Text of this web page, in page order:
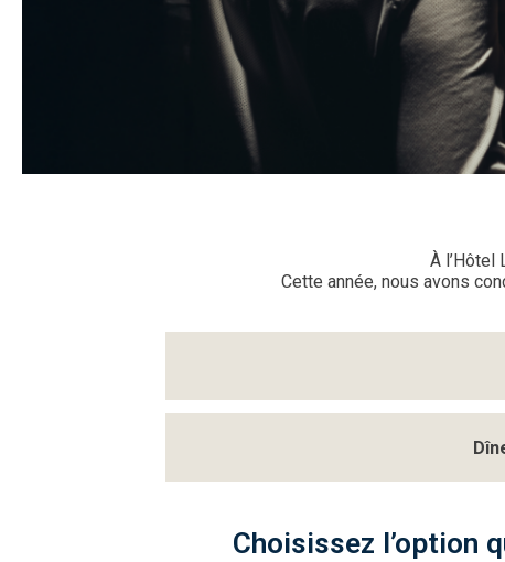
À l’Hôtel
Cette année, nous avons
Choisissez l’option